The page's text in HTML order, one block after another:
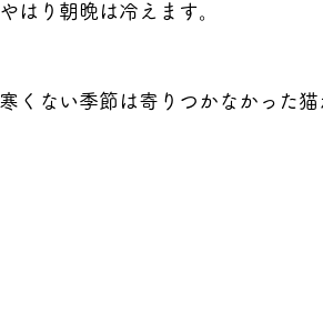
やはり朝晩は冷えます。
寒くない季節は寄りつかなかった